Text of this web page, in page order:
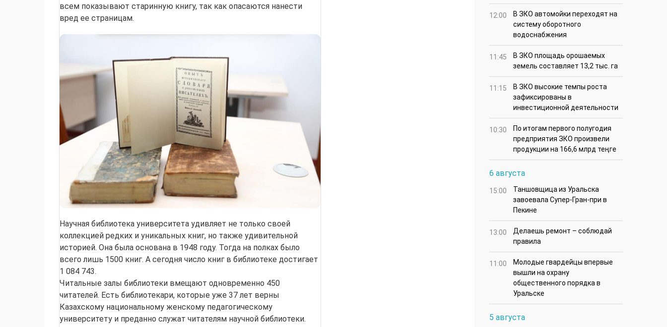
всем показывают старинную книгу, так как опасаются нанести
вред ее страницам.
Научная библиотека университета удивляет не только своей
коллекцией редких и уникальных книг, но также удивительной
историей. Она была основана в 1948 году. Тогда на полках было
всего лишь 1500 книг. А сегодня число книг в библиотеке достигает
1 084 743.
Читальные залы библиотеки вмещают одновременно 450
читателей. Есть библиотекари, которые уже 37 лет верны
Казахскому национальному женскому педагогическому
университету и преданно служат читателям научной библиотеки.
12:00
В ЗКО автомойки переходят на
систему оборотного
водоснабжения
11:45
В ЗКО площадь орошаемых
земель составляет 13,2 тыс. га
11:15
В ЗКО высокие темпы роста
зафиксированы в
инвестиционной деятельности
10:30
По итогам первого полугодия
предприятия ЗКО произвели
продукции на 166,6 млрд теңге
6 августа
15:00
Таншовщица из Уральска
завоевала Супер-Гран-при в
Пекине
13:00
Делаешь ремонт – соблюдай
правила
11:00
Молодые гвардейцы впервые
вышли на охрану
общественного порядка в
Уральске
5 августа